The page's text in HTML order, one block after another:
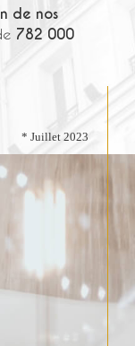
de nos
782 000
* Juillet 2023